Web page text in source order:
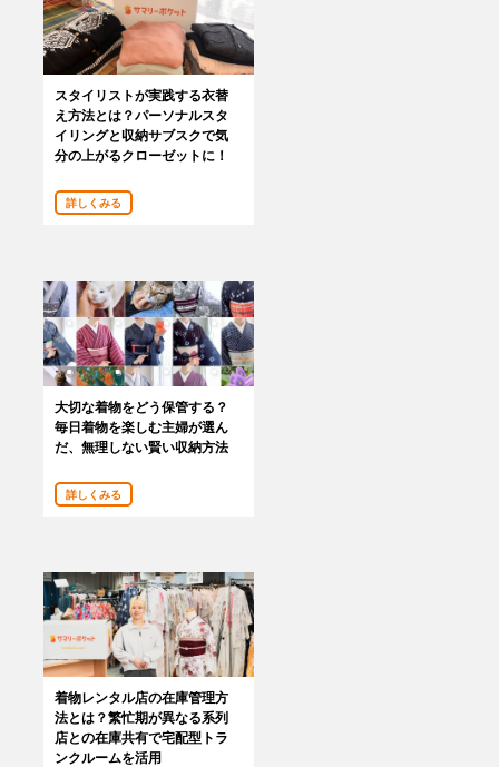
プラン診断
よくある質問
お知らせ・メディア情報
ご利用者の声
法人利用をご検討の方へ
スタイリストが実践する衣替
え方法とは？パーソナルスタ
イリングと収納サブスクで気
分の上がるクローゼットに！
詳しくみる
大切な着物をどう保管する？
毎日着物を楽しむ主婦が選ん
だ、無理しない賢い収納方法
詳しくみる
着物レンタル店の在庫管理方
法とは？繁忙期が異なる系列
店との在庫共有で宅配型トラ
ンクルームを活用